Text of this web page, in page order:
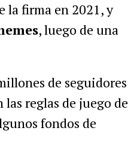
la firma en 2021, y
, luego de una
de seguidores
reglas de juego de
fondos de